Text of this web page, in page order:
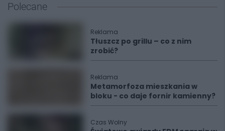
Polecane
Reklama
Tłuszcz po grillu – co z nim
zrobić?
Reklama
Metamorfoza mieszkania w
bloku - co daje fornir kamienny?
Czas Wolny